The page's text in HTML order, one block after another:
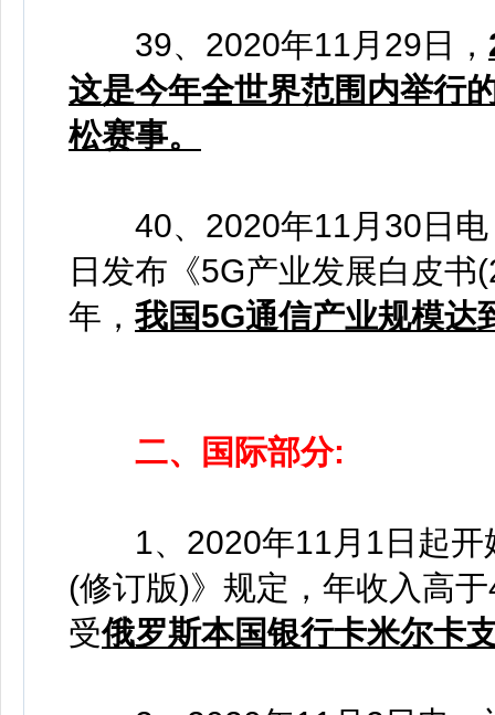
39、2020年11月29日，
这是今年全世界范围内举行
松赛事。
40、2020年11月30日电
日发布《5G产业发展白皮
年， 我国5G通信产业规模达
二、国际部分:
1、2020年11月1日起开
(修订版)》规定，年收入高
受俄罗斯本国银行卡米尔卡